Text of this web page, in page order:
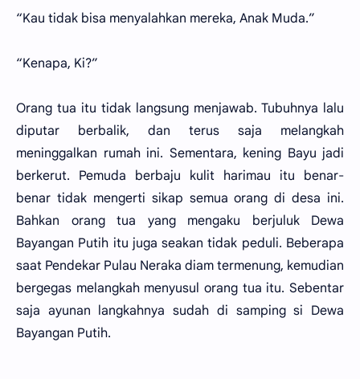
“Kau tidak bisa menyalahkan mereka, Anak Muda.”
“Kenapa, Ki?”
Orang tua itu tidak langsung menjawab. Tubuhnya lalu
diputar berbalik, dan terus saja melangkah
meninggalkan rumah ini. Sementara, kening Bayu jadi
berkerut. Pemuda berbaju kulit harimau itu benar-
benar tidak mengerti sikap semua orang di desa ini.
Bahkan orang tua yang mengaku berjuluk Dewa
Bayangan Putih itu juga seakan tidak peduli. Beberapa
saat Pendekar Pulau Neraka diam termenung, kemudian
bergegas melangkah menyusul orang tua itu. Sebentar
saja ayunan langkahnya sudah di samping si Dewa
Bayangan Putih.